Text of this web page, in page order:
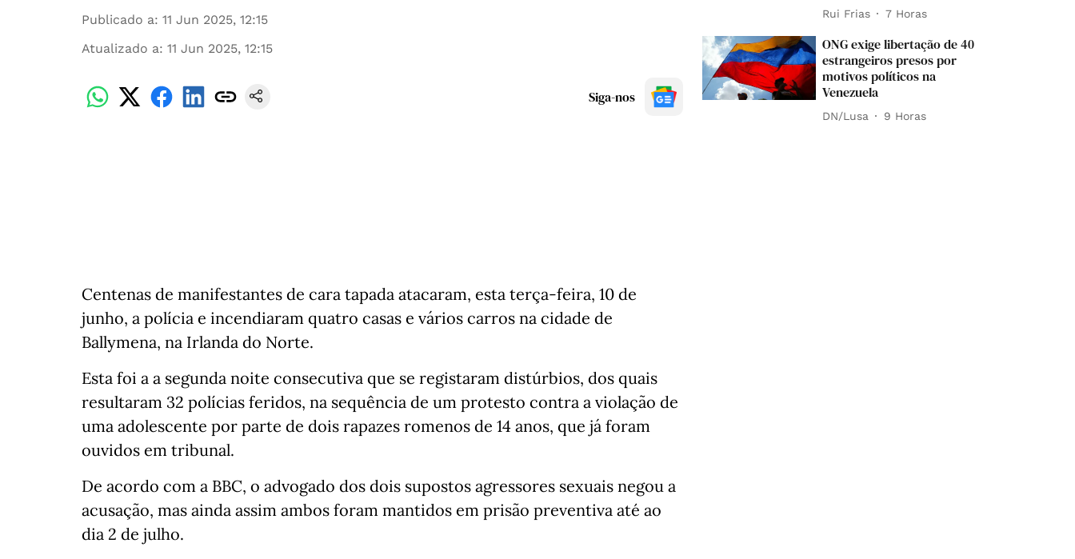
Publicado a: 11 Jun 2025, 12:15
Atualizado a: 11 Jun 2025, 12:15
Siga-nos
Centenas de manifestantes de cara tapada atacaram, esta terça-feira, 10 de
junho, a polícia e incendiaram quatro casas e vários carros na cidade de
Ballymena, na Irlanda do Norte.
Esta foi a a segunda noite consecutiva que se registaram distúrbios, dos quais
resultaram 32 polícias feridos, na sequência de um protesto contra a violação de
uma adolescente por parte de dois rapazes romenos de 14 anos, que já foram
ouvidos em tribunal.
De acordo com a BBC, o advogado dos dois supostos agressores sexuais negou a
acusação, mas ainda assim ambos foram mantidos em prisão preventiva até ao
dia 2 de julho.
Rui Frias 7 Horas
ONG exige libertação de 40
estrangeiros presos por
motivos políticos na
Venezuela
DN/Lusa 9 Horas